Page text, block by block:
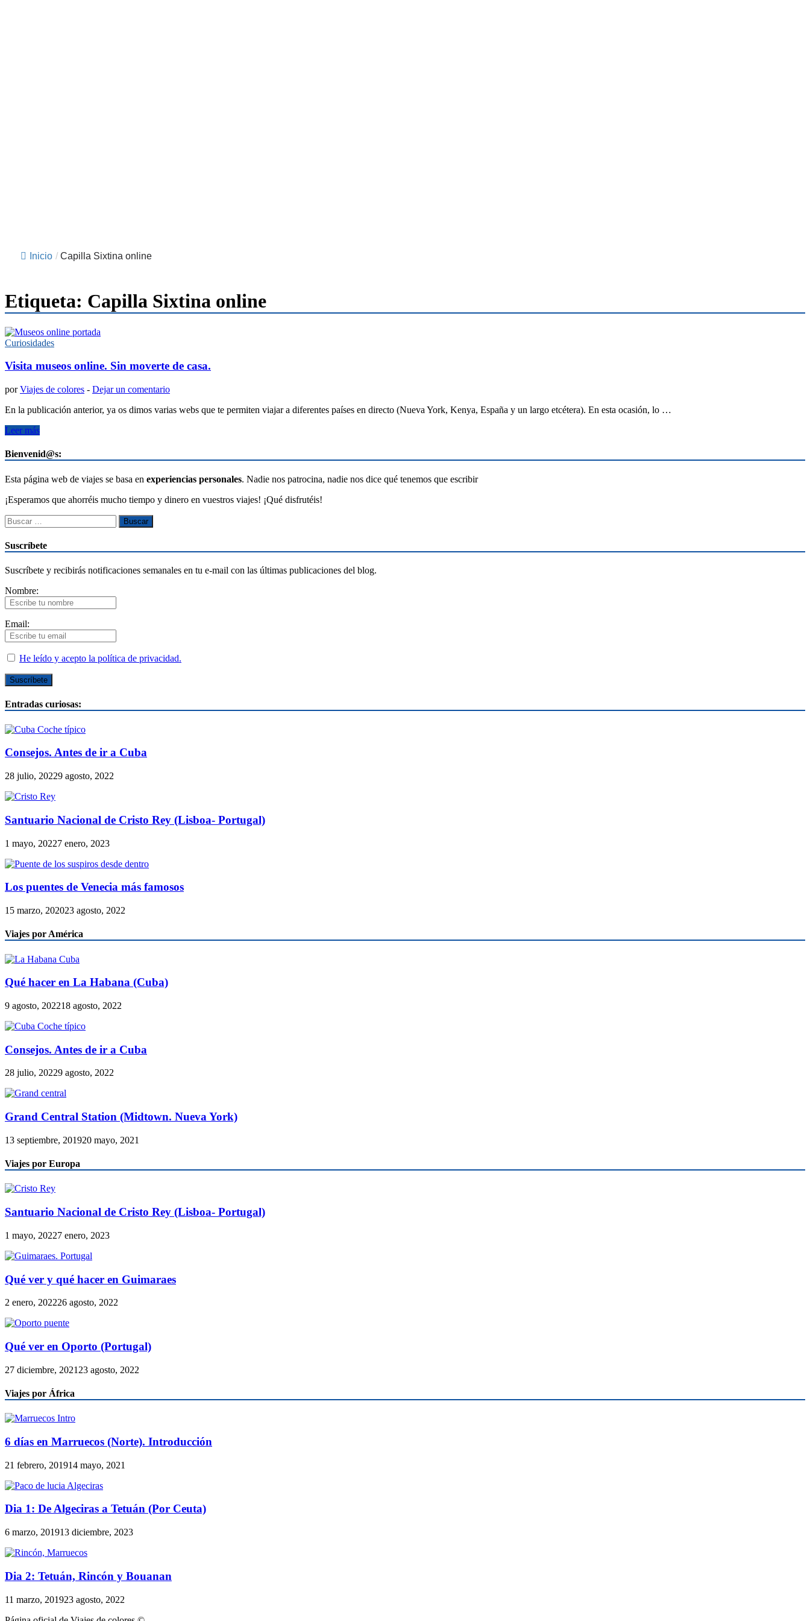
Inicio / Capilla Sixtina online
Etiqueta: Capilla Sixtina online
Curiosidades
Visita museos online. Sin moverte de casa.
porViajes de colores - Dejar un comentario
En la publicación anterior, ya os dimos varias webs que te permiten viajar a diferentes países en directo (Nueva York, Kenya, España y un largo etcétera). En esta ocasión, lo …
Leer más
Bienvenid@s:
Esta página web de viajes se basa en experiencias personales. Nadie nos patrocina, nadie nos dice qué tenemos que escribir
¡Esperamos que ahorréis mucho tiempo y dinero en vuestros viajes! ¡Qué disfrutéis!
Suscríbete
Suscríbete y recibirás notificaciones semanales en tu e-mail con las últimas publicaciones del blog.
Nombre:
Email:
He leído y acepto la política de privacidad.
Entradas curiosas:
Consejos. Antes de ir a Cuba
28 julio, 20229 agosto, 2022
Santuario Nacional de Cristo Rey (Lisboa- Portugal)
1 mayo, 20227 enero, 2023
Los puentes de Venecia más famosos
15 marzo, 202023 agosto, 2022
Viajes por América
Qué hacer en La Habana (Cuba)
9 agosto, 202218 agosto, 2022
Consejos. Antes de ir a Cuba
28 julio, 20229 agosto, 2022
Grand Central Station (Midtown. Nueva York)
13 septiembre, 201920 mayo, 2021
Viajes por Europa
Santuario Nacional de Cristo Rey (Lisboa- Portugal)
1 mayo, 20227 enero, 2023
Qué ver y qué hacer en Guimaraes
2 enero, 202226 agosto, 2022
Qué ver en Oporto (Portugal)
27 diciembre, 2021 23 agosto, 2022
Viajes por África
6 días en Marruecos (Norte). Introducción
21 febrero, 201914 mayo, 2021
Dia 1: De Algeciras a Tetuán (Por Ceuta)
6 marzo, 201913 diciembre, 2023
Dia 2: Tetuán, Rincón y Bouanan
11 marzo, 201923 agosto, 2022